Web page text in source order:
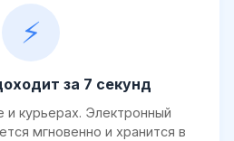
⚡
за 7 секунд
и курьерах. Электронный
мгновенно и хранится в